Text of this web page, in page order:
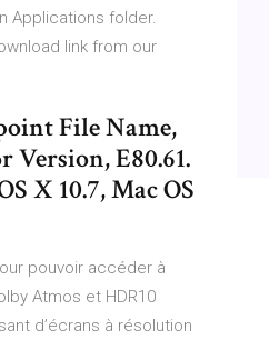
Applications folder.
link from our
File Name,
E80.61.
X 10.7, Mac OS
pouvoir accéder à
Atmos et HDR10
d’écrans à résolution